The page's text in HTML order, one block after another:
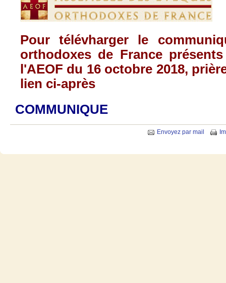
Pour télévharger le
orthodoxes de France
l'AEOF du 16 octobre 2018,
lien ci-après
COMMUNIQUE
Envoyez par mail